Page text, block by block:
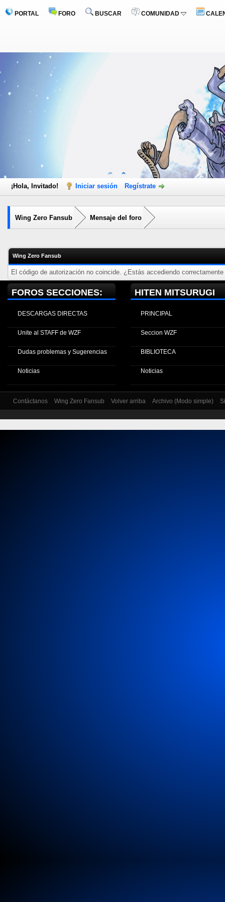
PORTAL FORO BUSCAR COMUNIDAD
¡Hola, Invitado! Iniciar sesión Regístrate
Wing Zero Fansub Mensaje del foro
Wing Zero Fansub
El código de autorización no coincide. ¿Estás accediendo
FOROS SECCIONES:
DESCARGAS DIRECTAS
Unite al STAFF de WZF
Dudas problemas y Sugerencias
Noticias
HITEN MITSURUGI
PRINCIPAL
Seccion WZF
BIBLIOTECA
Noticias
Contáctanos Wing Zero Fansub Volver arriba Archivo (Modo simple)